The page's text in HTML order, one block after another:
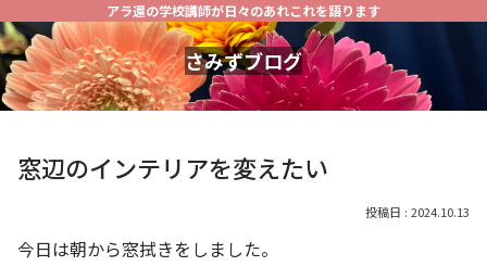
アラ還の学校講師が日々のあれこれを語ります
さみずブログ
窓辺のインテリアを変えたい
2024.10.13
今日は朝から窓拭きをしました。